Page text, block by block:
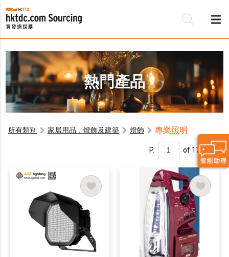
熱門產品
所有類別 家居用品，燈飾及建築 燈飾 專業照明
P. of 17